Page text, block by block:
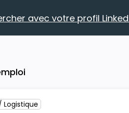
CV Rechercher avec
avec votre profil
Logistique